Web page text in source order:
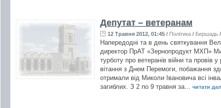
Депутат – ветеранам
12 Травня 2012, 01:45 / Політика / Бершадь
Напередодні та в день святкування
директор ПрАТ «Зернопродукт МХП»
турботу про ветеранів війни та провів
вітання з Днем Перемоги, побажання
отримали від Миколи Івановича всі
загиблих. З 2 по 9 травня за... читати